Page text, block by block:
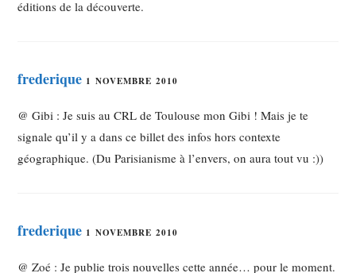
éditions de la découverte.
frederique 1 NOVEMBRE 2010
@ Gibi : Je suis au CRL de Toulouse mon Gibi ! Mais je te
signale qu’il y a dans ce billet des infos hors contexte
géographique. (Du Parisianisme à l’envers, on aura tout vu :))
frederique 1 NOVEMBRE 2010
@ Zoé : Je publie trois nouvelles cette année… pour le moment.